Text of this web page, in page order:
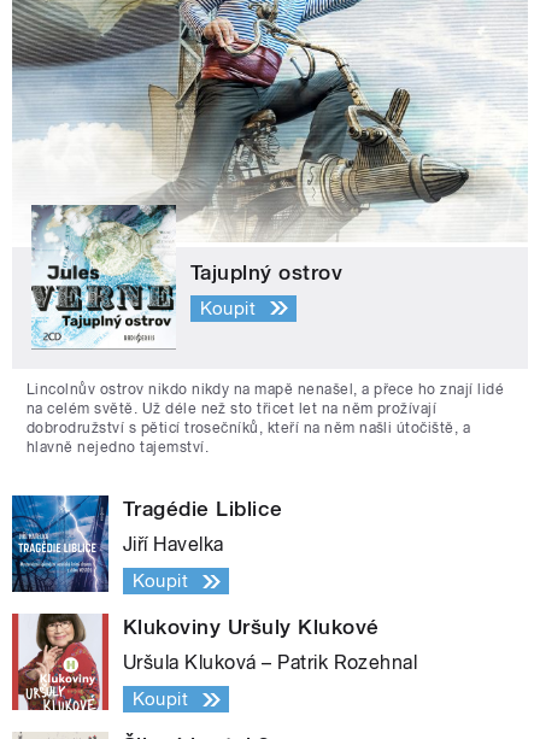
Tajuplný ostrov
Koupit
Lincolnův ostrov nikdo nikdy na mapě nenašel, a přece ho znají lidé
na celém světě. Už déle než sto třicet let na něm prožívají
dobrodružství s pěticí trosečníků, kteří na něm našli útočiště, a
hlavně nejedno tajemství.
Tragédie Liblice
Jiří Havelka
Koupit
Klukoviny Uršuly Klukové
Uršula Kluková – Patrik Rozehnal
Koupit